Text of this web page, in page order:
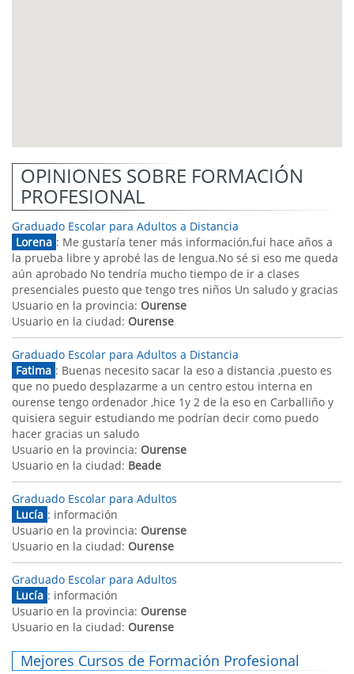
OPINIONES SOBRE FORMACIÓN
PROFESIONAL
Graduado Escolar para Adultos a Distancia
Lorena : Me gustaría tener más información,fui hace años a
la prueba libre y aprobé las de lengua.No sé si eso me queda
aún aprobado No tendría mucho tiempo de ir a clases
presenciales puesto que tengo tres niños Un saludo y gracias
Usuario en la provincia: Ourense
Usuario en la ciudad: Ourense
Graduado Escolar para Adultos a Distancia
Fatima : Buenas necesito sacar la eso a distancia ,puesto es
que no puedo desplazarme a un centro estou interna en
ourense tengo ordenador ,hice 1y 2 de la eso en Carballiño y
quisiera seguir estudiando me podrían decir como puedo
hacer gracias un saludo
Usuario en la provincia: Ourense
Usuario en la ciudad: Beade
Graduado Escolar para Adultos
Lucía : información
Usuario en la provincia: Ourense
Usuario en la ciudad: Ourense
Graduado Escolar para Adultos
Lucía : información
Usuario en la provincia: Ourense
Usuario en la ciudad: Ourense
Mejores Cursos de Formación Profesional